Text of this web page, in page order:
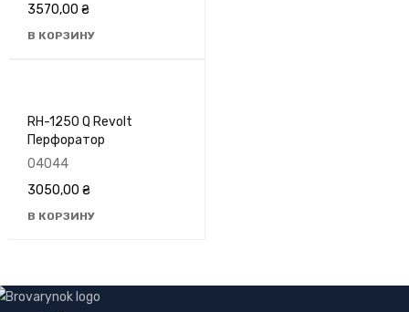
3570,00 ₴
В КОРЗИНУ
RH-1250 Q Revolt
Перфоратор
04044
3050,00 ₴
В КОРЗИНУ